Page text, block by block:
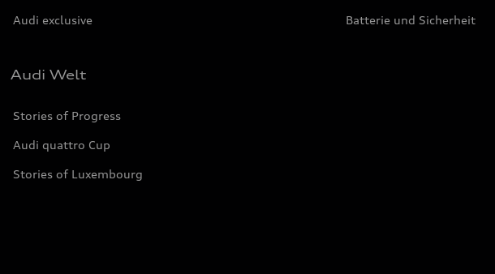
Audi exclusive Batterie und Sicherheit
Audi Welt
Stories of Progress
Audi quattro Cup
Stories of Luxembourg